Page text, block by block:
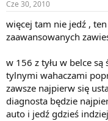
Cze 30, 2010
więcej tam nie jedź ,
zaawansowanych
w 156 z tyłu w belce
tylnymi wahaczami
zawsze najpierw się
diagnosta będzie
auto i jedź gdzieś indziej